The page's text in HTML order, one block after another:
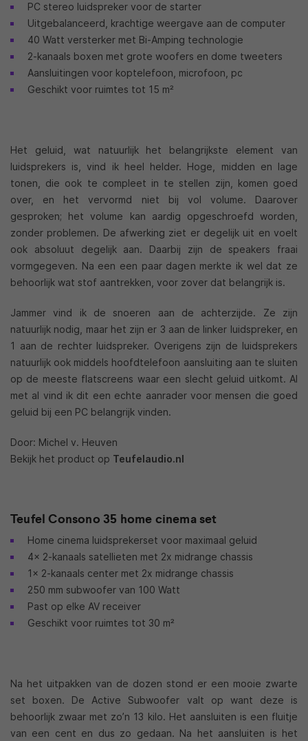
PC stereo luidspreker voor de starter
Uitgebalanceerd, krachtige weergave aan de computer
40 Watt versterker met Bi-Amping technologie
2-kanaals boxen met grote woofers en dome tweeters
Aansluitingen voor koptelefoon, microfoon, pc
Geschikt voor ruimtes tot 15 m²
Het geluid, wat natuurlijk het belangrijkste element van
luidsprekers is, vind ik heel helder. Hoge, midden en lage
tonen, die ook te compleet in te stellen zijn, komen goed
over, en het vervormd niet bij vol volume. Daarover
gesproken; het volume kan aardig opgeschroefd worden,
zonder problemen. De afwerking ziet er degelijk uit en voelt
ook absoluut degelijk aan. Daarbij zijn de speakers fraai
vormgegeven. Na een een paar dagen merkte ik wel dat ze
behoorlijk wat stof aantrekken, voor zover dat belangrijk is.
Jammer vind ik de snoeren aan de achterzijde. Ze zijn
natuurlijk nodig, maar het zijn er 3 aan de linker luidspreker, en
1 aan de rechter luidspreker. Overigens zijn de luidsprekers
natuurlijk ook middels hoofdtelefoon aansluiting aan te sluiten
op de meeste flatscreens waar een slecht geluid uitkomt. Al
met al vind ik dit een echte aanrader voor mensen die goed
geluid bij een PC belangrijk vinden.
Door: Michel v. Heuven
Bekijk het product op Teufelaudio.nl
Teufel Consono 35 home cinema set
Home cinema luidsprekerset voor maximaal geluid
4x 2-kanaals satellieten met 2x midrange chassis
1x 2-kanaals center met 2x midrange chassis
250 mm subwoofer van 100 Watt
Past op elke AV receiver
Geschikt voor ruimtes tot 30 m²
Na het uitpakken van de dozen stond er een mooie zwarte
set boxen. De Active Subwoofer valt op want deze is
behoorlijk zwaar met zo’n 13 kilo. Het aansluiten is een fluitje
van een cent en dus zo gedaan. Na het aansluiten is het